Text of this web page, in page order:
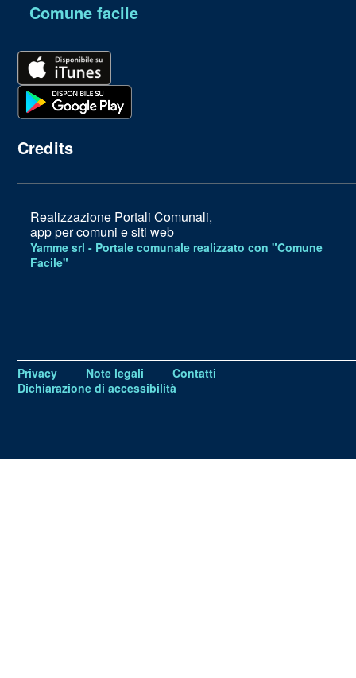
Comune facile
Credits
Realizzazione Portali Comunali,
app per comuni e siti web
Yamme srl - Portale comunale realizzato con "Comune
Facile"
Privacy Note legali
Contatti
Dichiarazione di accessibilità